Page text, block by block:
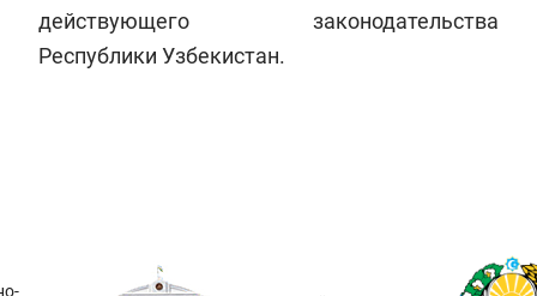
действующего законодательства
Республики Узбекистан.